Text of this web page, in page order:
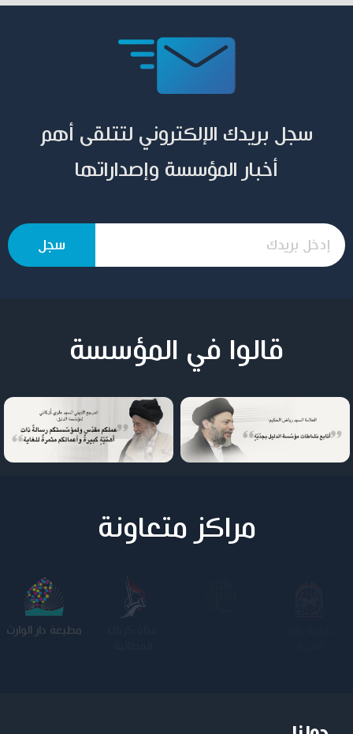
سجل بريدك الإلكتروني لتتلقى أهم
أخبار المؤسسة وإصداراتها
قالوا في المؤسسة
مراكز متعاونة
مطبعة دار الوارث